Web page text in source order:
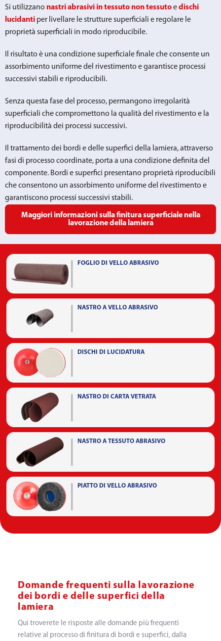
Si utilizzano nastri abrasivi in tessuto non tessutoedischi
lucidanti per livellare le strutture superficiali e regolare le
proprietà superficiali in modo riproducibile.
Il risultato è una condizione superficiale finale che consente un
assorbimento uniforme del rivestimento e garantisce processi
successivi stabili e riproducibili.
Senza questa fase del processo, permangono irregolarità
superficiali che compromettono la qualità del rivestimento e la
riproducibilità dei processi successivi.
Il trattamento dei bordi e delle superfici della lamiera, attraverso
fasi di processo coordinate, porta a una condizione definita del
componente. Bordi e superfici presentano proprietà riproducibili
che consentono un assorbimento uniforme del rivestimento e
garantiscono processi successivi stabili.
Maggiori informazioni sulla finitura superficiale nella
lavorazione della lamiera
FOGLIO DI VELLO ABRASIVO
NASTRO A VELLO ABRASIVO
DISCHI DI LUCIDATURA
NASTRO DI CARTA VETRATA
NASTRO A TESSUTO ABRASIVO
PIATTO DI VELLO ABRASIVO
Domande frequenti sulla lavorazione
dei bordi e delle superfici della
lamiera
Qui troverete le risposte alle domande più frequenti
relative al processo di finitura di bordi e superfici, dalla